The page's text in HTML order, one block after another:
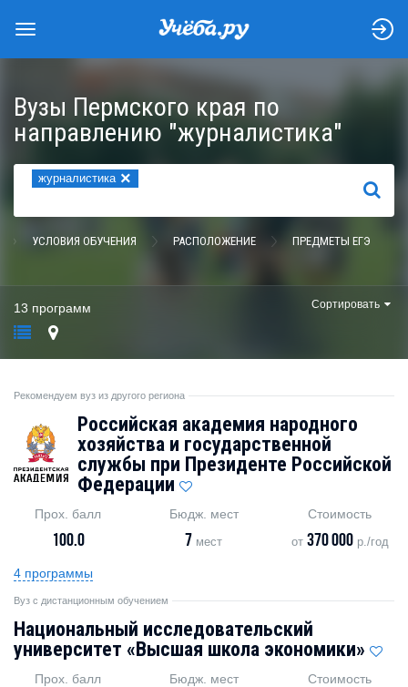
Вузы Пермского края по
направлению "журналистика"
журналистика ×
НАЙТИ
УСЛОВИЯ ОБУЧЕНИЯ РАСПОЛОЖЕНИЕ ПРЕДМЕТЫ ЕГЭ
13 программ Сортировать
Рекомендуем вуз из другого региона
Российская академия народного
хозяйства и государственной
службы при Президенте Российской
Федерации
Прох. балл
100.0
Бюдж. мест
7 мест
Стоимость
от 370 000р./год
4 программы
Вуз с дистанционным обучением
Национальный исследовательский
университет «Высшая школа экономики»
Прох. балл Бюдж. мест Стоимость